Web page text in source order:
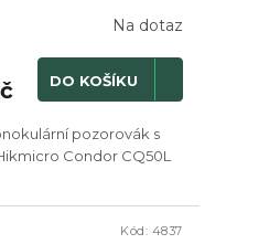
R
M
Na dotaz
DO KOŠÍKU
pozorovák s
Condor CQ50L
Kód: 4837